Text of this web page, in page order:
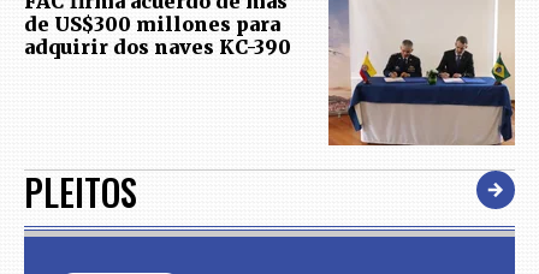
de US$300 millones para
adquirir dos naves KC-390
PLEITOS